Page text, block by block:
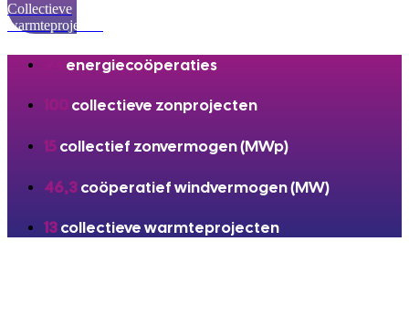
Collectieve
warmteprojecten
energiecoöperaties
100collectieve zonprojecten
15collectief zonvermogen (MWp)
46,3coöperatief windvermogen (MW)
13collectieve warmteprojecten